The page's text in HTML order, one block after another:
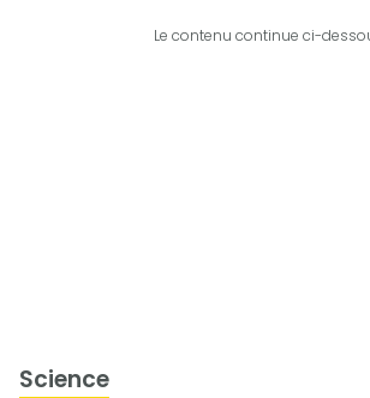
Le contenu continue ci-
science